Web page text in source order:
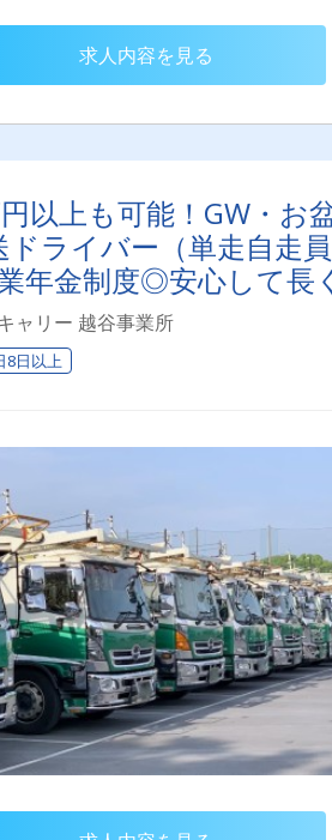
求人内容を見る
以上も可能！GW・
ドライバー（単走自走
年金制度◎安心して長
ャリー 越谷事業所
8日以上